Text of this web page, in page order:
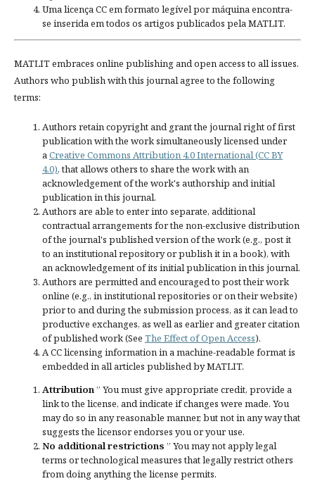
Uma licença CC em formato legível por máquina encontra-
se inserida em todos os artigos publicados pela MATLIT.
MATLIT embraces online publishing and open access to all issues.
Authors who publish with this journal agree to the following
terms:
Authors retain copyright and grant the journal right of first
publication with the work simultaneously licensed under
aCreative Commons Attribution 4.0 International (CC BY
4.0), that allows others to share the work with an
acknowledgement of the work's authorship and initial
publication in this journal.
Authors are able to enter into separate, additional
contractual arrangements for the non-exclusive distribution
of the journal's published version of the work (e.g., post it
to an institutional repository or publish it in a book), with
an acknowledgement of its initial publication in this journal.
Authors are permitted and encouraged to post their work
online (e.g., in institutional repositories or on their website)
prior to and during the submission process, as it can lead to
productive exchanges, as well as earlier and greater citation
of published work (See The Effect of Open Access).
A CC licensing information in a machine-readable format is
embedded in all articles published by MATLIT.
Attribution” You must give appropriate credit, provide a
link to the license, andindicate if changes were made. You
may do so in any reasonable manner, but not in any way that
suggests the licensor endorses you or your use.
No additional restrictions ” You may not apply legal
terms ortechnological measuresthat legally restrict others
from doing anything the license permits.